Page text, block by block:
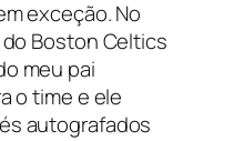
exceção. No
Boston Celtics
meu pai
o time e ele
autografados